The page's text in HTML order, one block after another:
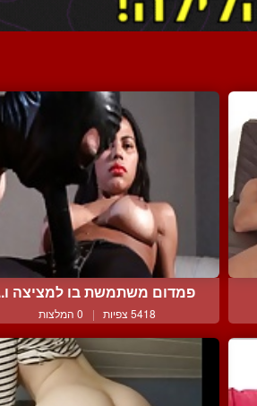
פמדום משתמשת בו למציצה
5418 צפיות | 0 המלצות